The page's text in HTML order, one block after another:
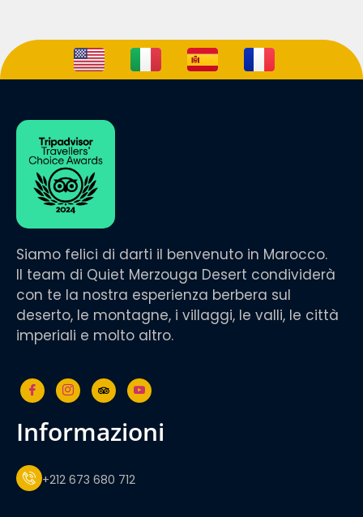
Siamo felici di darti il benvenuto in Marocco.
Il team di Quiet Merzouga Desert condividerà
con te la nostra esperienza berbera sul
deserto, le montagne, i villaggi, le valli, le città
imperiali e molto altro.
informazioni
+212 673 680 712